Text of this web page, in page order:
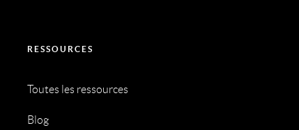
RESSOURCES
Toutes les ressources
Blog